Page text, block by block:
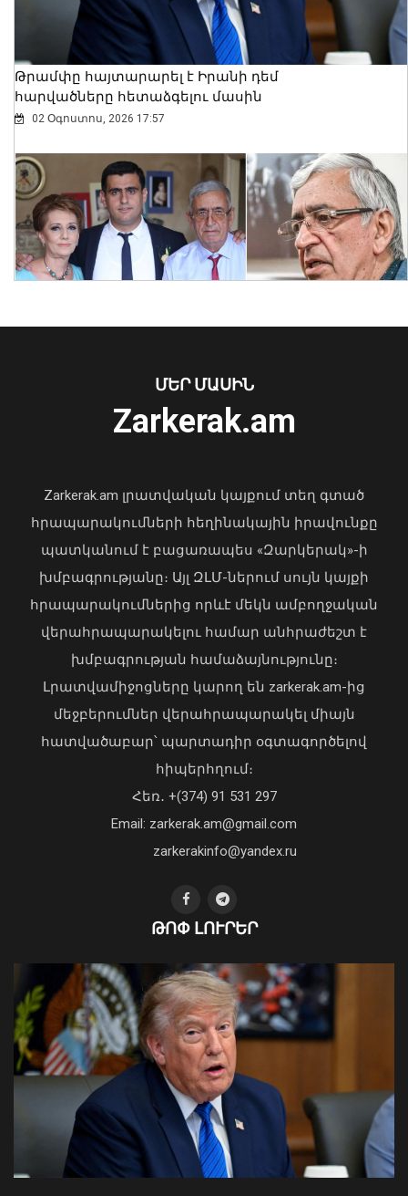
07 Օգոստոս, 2026 23:30
Հայաստանի 7 շախմատիստ
Հայաստանի հավաքականի նախկին
հավաքականը
07 Օգոստոս, 2026 22:44
Ժամանակավորապես կդադարեցվի
մի շարք հասցեների
էլեկտրամատակարարումը
07 Օգոստոս, 2026 22:11
Թրամփը հայտարարել է Իրանի դեմ
հարվածները հետաձգելու մասին
02 Օգոստոս, 2026 17:57
«Պարտվեցինք դաժան հիվանդության
04 Օգոստոս, 2026 19:12
կոտրում են Telegram, WhatsApp․
մեդիափորձագետ (տեսանյութ)
04 Օգոստոս, 2026 23:34
Ի՞նչ ուղերձ էր ոտքի չկանգնելը.
Աղաջանյանը` ընդդիմությանը
02 Օգոստոս, 2026 15:22
ՄԵՐ ՄԱՍԻՆ
Zarkerak.am
Zarkerak.am լրատվական կայքում տեղ գտած
հրապարակումների հեղինակային իրավունքը
պատկանում է բացառապես «Զարկերակ»-ի
խմբագրությանը։ Այլ ԶԼՄ-ներում սույն կայքի
հրապարակումներից որևէ մեկն ամբողջական
վերահրապարակելու համար անհրաժեշտ է
խմբագրության համաձայնությունը։
Լրատվամիջոցները կարող են zarkerak.am-ից
մեջբերումներ վերահրապարակել միայն
հատվածաբար՝ պարտադիր օգտագործելով
հիպերհղում։
Հեռ․ +(374) 91 531 297
Email: zarkerak.am@gmail.com
zarkerakinfo@yandex.ru
ԹՈՓ ԼՈՒՐԵՐ